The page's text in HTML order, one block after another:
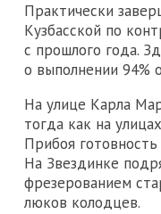
Практически
Кузбасской по
с прошлого года.
о выполнении 94%
На улице Карла
тогда как на
Прибоя готовность
На Звездинке
фрезерованием
люков колодцев.